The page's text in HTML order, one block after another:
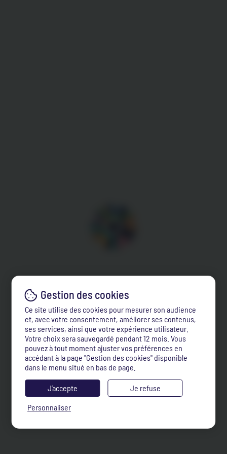
Ce site utilise des cookies pour mesurer son audience
et, avec votre consentement, améliorer ses contenus,
ses services, ainsi que votre expérience utilisateur.
Votre choix sera sauvegardé pendant 12 mois. Vous
pouvez à tout moment ajuster vos préférences en
accédant à la page "Gestion des cookies" disponible
dans le menu situé en bas de page.
J’accepte
Je refuse
Personnaliser